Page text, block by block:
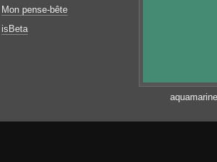
Mon pense-bête
isBeta